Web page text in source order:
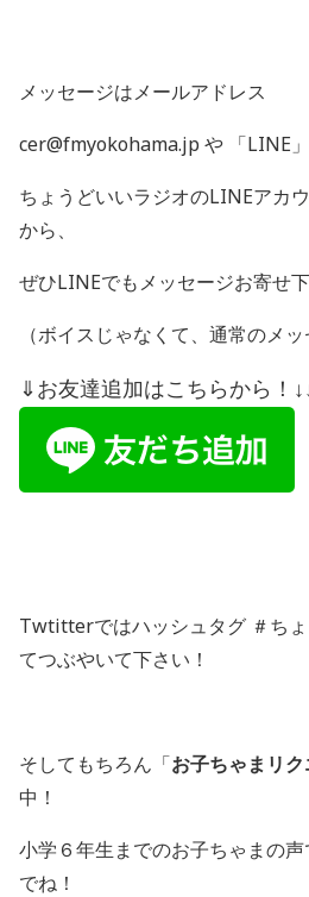
メッセージはメールアドレス
cer@fmyokohama.jp や 「LINE
ちょうどいいラジオのLINEアカ
から、
ぜひLINEでもメッセージお寄せ下
（ボイスじゃなくて、通常のメ
⇓お友達追加はこちらから！
Twtitterではハッシュタグ ＃ち
てつぶやいて下さい！
そしてもちろん「お子ちゃまリク
中！
小学６年生までのお子ちゃまの
でね！